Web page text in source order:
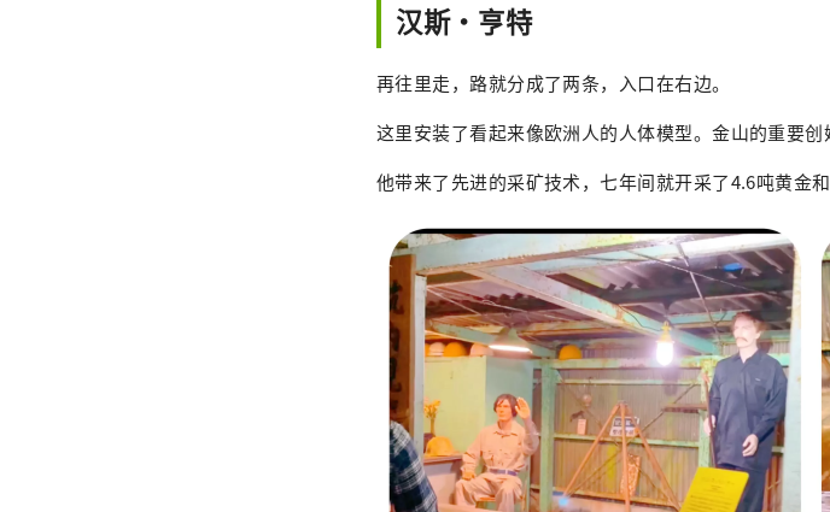
汉斯·亨特
再往里走，路就分成了两条，入口在右边。
这里安装了看起来像欧洲人的人体模型。金山的重要
他带来了先进的采矿技术，七年间就开采了4.6吨黄金和